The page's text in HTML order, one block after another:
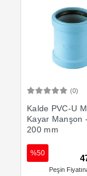
(0)
Kalde PVC-U
Kayar Manşon -
200 mm
%50
Peşin